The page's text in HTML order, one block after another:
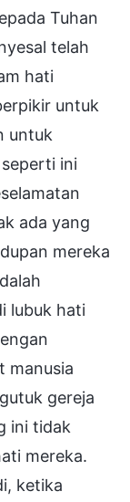
Tuhan
telah
hati
untuk
untuk
ini
ada yang
mereka
lubuk hati
manusia
gereja
ini tidak
mereka.
ketika